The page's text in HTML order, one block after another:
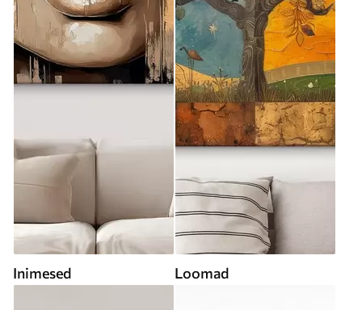
Inimesed Loomad